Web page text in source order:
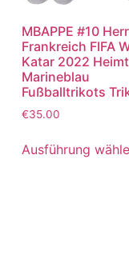
MBAPPE #10
Frankreich FIFA
Katar 2022
Marineblau
Fußballtrikots
€35.00
Ausführung